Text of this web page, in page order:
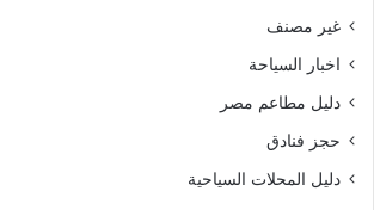
غير مصنف
اخبار السياحة
دليل مطاعم مصر
حجز فنادق
دليل المحلات السياحية